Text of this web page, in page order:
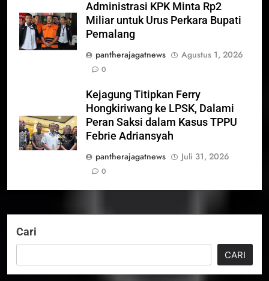
Administrasi KPK Minta Rp2
Miliar untuk Urus Perkara Bupati
Pemalang
pantherajagatnews
Agustus 1, 2026
0
Kejagung Titipkan Ferry
Hongkiriwang ke LPSK, Dalami
Peran Saksi dalam Kasus TPPU
Febrie Adriansyah
pantherajagatnews
Juli 31, 2026
0
Cari
CARI